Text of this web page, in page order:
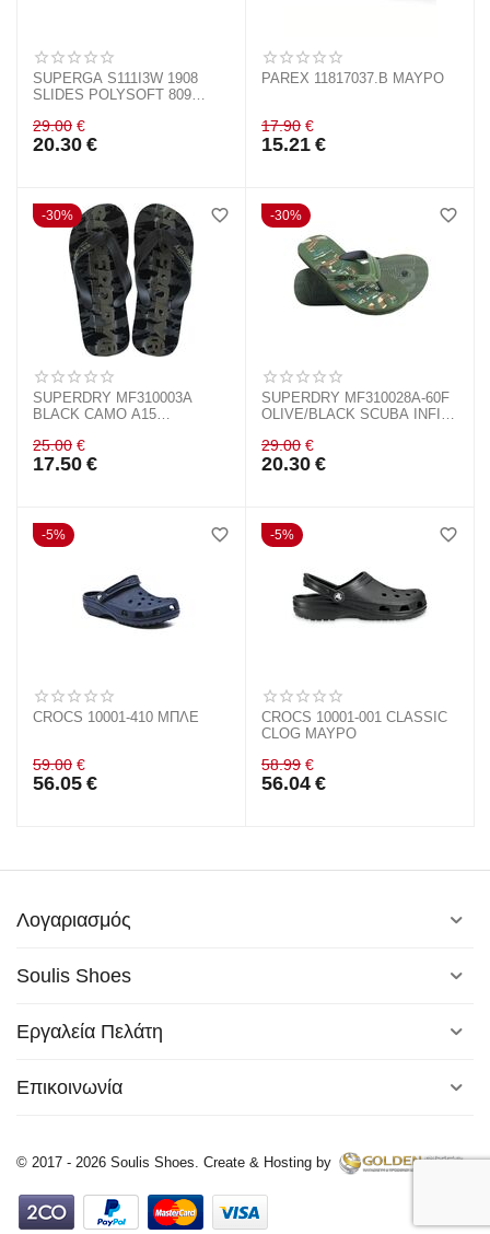
SUPERGA S111I3W 1908
SLIDES POLYSOFT 809
29.00 €
20.30 €
PAREX 11817037.B ΜΑΥΡΟ
17.90 €
15.21 €
30%
SUPERDRY MF310003A
BLACK CAMO A15
25.00 €
17.50 €
30%
SUPERDRY MF310028A-60F
OLIVE/BLACK SCUBA INFIL
29.00 €
20.30 €
5%
CROCS 10001-410 ΜΠΛΕ
59.00 €
56.05 €
5%
CROCS 10001-001 CLASSIC
CLOG ΜΑΥΡΟ
58.99 €
56.04 €
Λογαριασμός
Soulis Shoes
Εργαλεία Πελάτη
Επικοινωνία
© 2017 - 2026 Soulis Shoes. Create & Hosting by